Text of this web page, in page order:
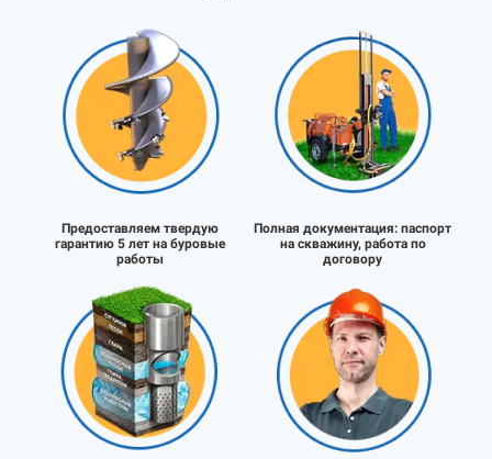
Предоставляем твердую
гарантию 5 лет на буровые
работы
Полная документация: паспорт
на скважину, работа по
договору